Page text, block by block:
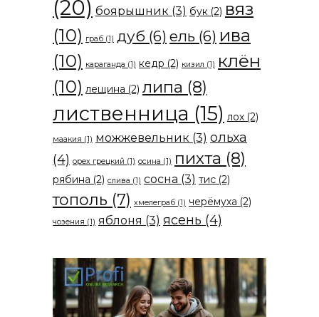
(20) боярышник (3) бук (2) вяз
(10) граб (1) дуб (6) ель (6) ива
(10) караганда (1) кедр (2) кизил (1) клён
(10) лещина (2) липа (8)
лиственница (15) лох (2)
маакия (1) можжевельник (3) ольха
(4) орех грецкий (1) осина (1) пихта (8)
рябина (2) слива (1) сосна (3) тис (2)
тополь (7) хмелеграб (1) черёмуха (2)
чозения (1) яблоня (3) ясень (4)